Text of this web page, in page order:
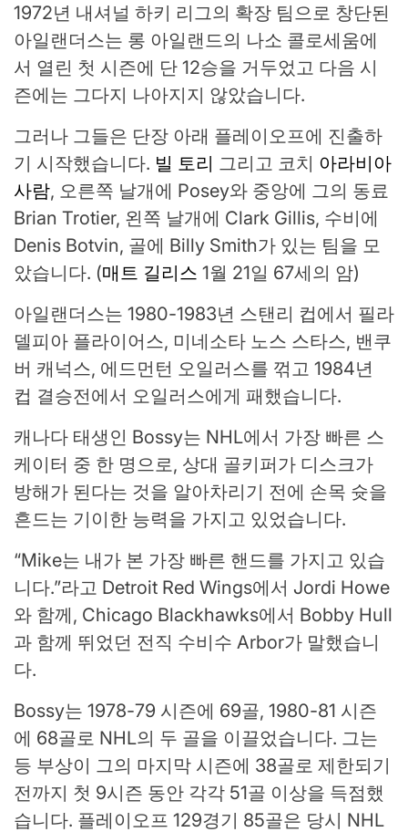
1972년 내셔널 하키 리그의 확장 팀으로 창단된
아일랜더스는 롱 아일랜드의 나소 콜로세움에
서 열린 첫 시즌에 단 12승을 거두었고 다음 시
즌에는 그다지 나아지지 않았습니다.
그러나 그들은 단장 아래 플레이오프에 진출하
기 시작했습니다. 빌 토리 그리고 코치 아라비아
사람, 오른쪽 날개에 Posey와 중앙에 그의 동료
Brian Trotier, 왼쪽 날개에 Clark Gillis, 수비에
Denis Botvin, 골에 Billy Smith가 있는 팀을 모
았습니다. (매트 길리스 1월 21일 67세의 암)
아일랜더스는 1980-1983년 스탠리 컵에서 필라
델피아 플라이어스, 미네소타 노스 스타스, 밴쿠
버 캐넉스, 에드먼턴 오일러스를 꺾고 1984년
컵 결승전에서 오일러스에게 패했습니다.
캐나다 태생인 Bossy는 NHL에서 가장 빠른 스
케이터 중 한 명으로, 상대 골키퍼가 디스크가
방해가 된다는 것을 알아차리기 전에 손목 슛을
흔드는 기이한 능력을 가지고 있었습니다.
“Mike는 내가 본 가장 빠른 핸드를 가지고 있습
니다.”라고 Detroit Red Wings에서 Jordi Howe
와 함께, Chicago Blackhawks에서 Bobby Hull
과 함께 뛰었던 전직 수비수 Arbor가 말했습니
다.
Bossy는 1978-79 시즌에 69골, 1980-81 시즌
에 68골로 NHL의 두 골을 이끌었습니다. 그는
등 부상이 그의 마지막 시즌에 38골로 제한되기
전까지 첫 9시즌 동안 각각 51골 이상을 득점했
습니다. 플레이오프 129경기 85골은 당시 NHL